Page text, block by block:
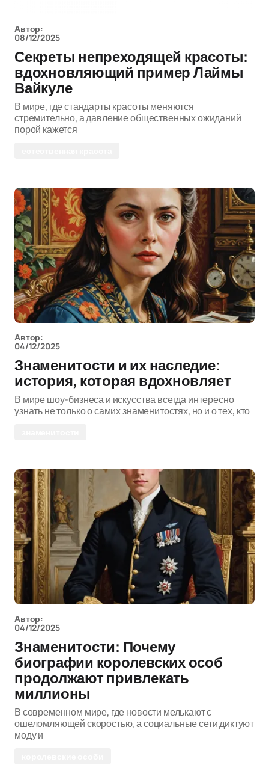
Автор:
08/12/2025
Секреты непреходящей красоты:
вдохновляющий пример Лаймы
Вайкуле
В мире, где стандарты красоты меняются
стремительно, а давление общественных ожиданий
порой кажется
Автор:
04/12/2025
Знаменитости и их наследие:
история, которая вдохновляет
В мире шоу-бизнеса и искусства всегда интересно
узнать не только о самих знаменитостях, но и о тех, кто
Автор:
04/12/2025
Знаменитости: Почему
биографии королевских особ
продолжают привлекать
миллионы
В современном мире, где новости мелькают с
ошеломляющей скоростью, а социальные сети диктуют
моду и